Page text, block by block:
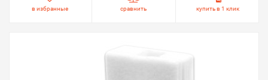
в избранные сравнить купить в 1 клик